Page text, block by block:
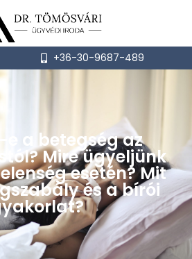
+36-30-9687-489
e a betegség az
Mire ügyeljünk
esetén? Mit
és a bírói